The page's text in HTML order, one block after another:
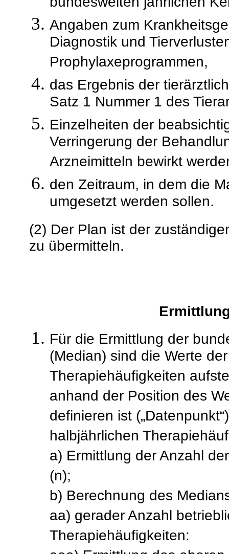
Angaben zum
Diagnostik und
Prophylaxeprogrammen,
das Ergebnis der
Satz 1 Nummer 1 des
Einzelheiten der
Verringerung der
Arzneimitteln bewirkt
den Zeitraum, in dem die
umgesetzt werden sollen.
(2) Der Plan ist der
zu übermitteln.
Für die Ermittlung der
(Median) sind die Werte
Therapiehäufigkeiten
anhand der Position des
definieren ist
halbjährlichen
a) Ermittlung der Anzahl
(n);
b) Berechnung des
aa) gerader Anzahl
Therapiehäufigkeiten: